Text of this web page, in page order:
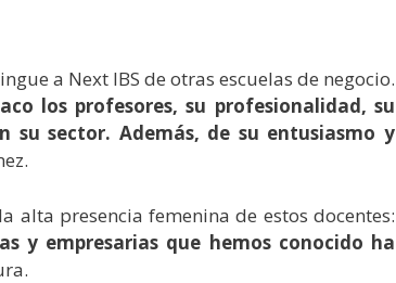
a Next IBS de otras escuelas de negocio.
los profesores, su profesionalidad, su
su sector. Además, de su entusiasmo y
alta presencia femenina de estos docentes:
y empresarias que hemos conocido ha